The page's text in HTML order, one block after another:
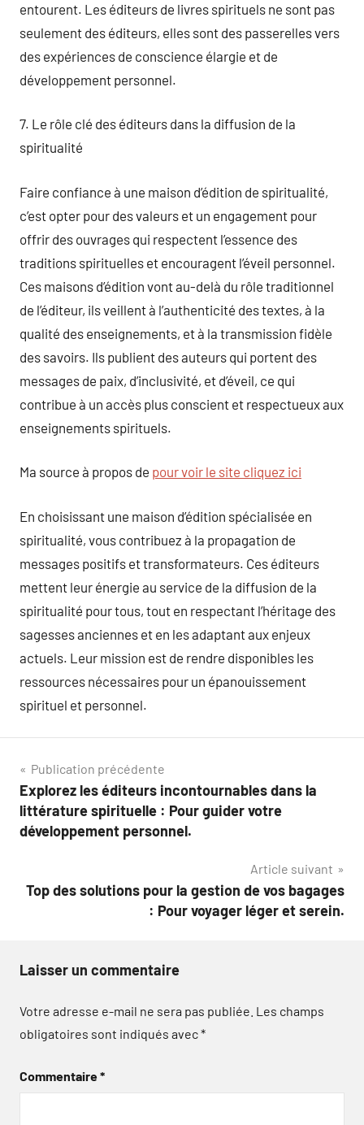
entourent. Les éditeurs de livres spirituels ne sont pas
seulement des éditeurs, elles sont des passerelles vers
des expériences de conscience élargie et de
développement personnel.
7. Le rôle clé des éditeurs dans la diffusion de la
spiritualité
Faire confiance à une maison d’édition de spiritualité,
c’est opter pour des valeurs et un engagement pour
offrir des ouvrages qui respectent l’essence des
traditions spirituelles et encouragent l’éveil personnel.
Ces maisons d’édition vont au-delà du rôle traditionnel
de l’éditeur, ils veillent à l’authenticité des textes, à la
qualité des enseignements, et à la transmission fidèle
des savoirs. Ils publient des auteurs qui portent des
messages de paix, d’inclusivité, et d’éveil, ce qui
contribue à un accès plus conscient et respectueux aux
enseignements spirituels.
Ma source à propos de pour voir le site cliquez ici
En choisissant une maison d’édition spécialisée en
spiritualité, vous contribuez à la propagation de
messages positifs et transformateurs. Ces éditeurs
mettent leur énergie au service de la diffusion de la
spiritualité pour tous, tout en respectant l’héritage des
sagesses anciennes et en les adaptant aux enjeux
actuels. Leur mission est de rendre disponibles les
ressources nécessaires pour un épanouissement
spirituel et personnel.
Navigation
de
l’article
Publication précédente
Explorez les éditeurs incontournables dans la
littérature spirituelle : Pour guider votre
développement personnel.
Article suivant
Top des solutions pour la gestion de vos bagages
: Pour voyager léger et serein.
Laisser un commentaire
Votre adresse e-mail ne sera pas publiée. Les champs
obligatoires sont indiqués avec*
Commentaire*